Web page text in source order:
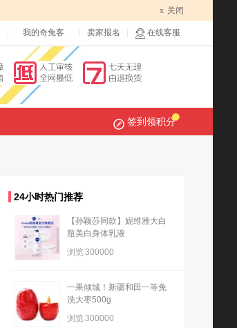
x 关闭
我的奇兔客 卖家报名 在线客服
签到领积分
24小时热门推荐
【孙颖莎同款】妮维雅大白
瓶美白身体乳液
浏览300000
一果倾城！新疆和田一等免
洗大枣500g
浏览300000